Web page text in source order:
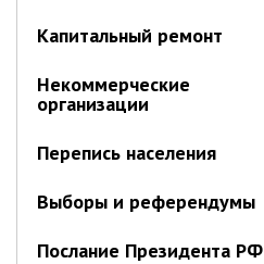
Капитальный ремонт
Некоммерческие
организации
Перепись населения
Выборы и референдумы
Послание Президента РФ